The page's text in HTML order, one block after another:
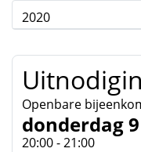
2020
Openbare
donderdag
20:00 - 21:00